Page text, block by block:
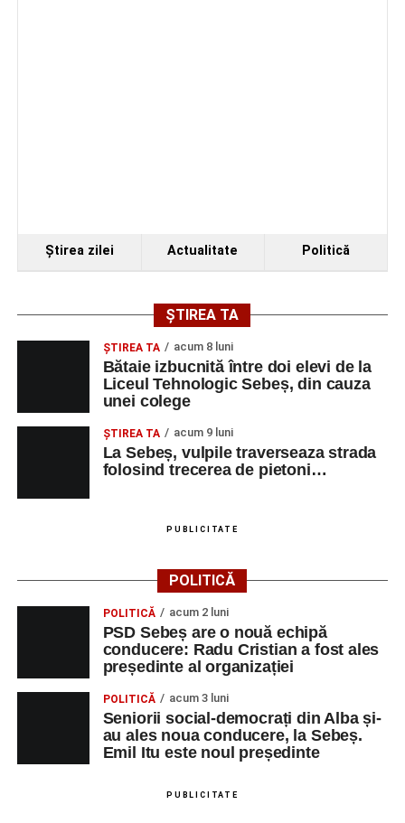
Ştirea zilei Actualitate Politică
ȘTIREA TA
ŞTIREA TA acum 8 luni
Bătaie izbucnită între doi elevi de la
Liceul Tehnologic Sebeș, din cauza
unei colege
ŞTIREA TA acum 9 luni
La Sebeș, vulpile traverseaza strada
folosind trecerea de pietoni…
PUBLICITATE
POLITICĂ
POLITICĂ acum 2 luni
PSD Sebeș are o nouă echipă
conducere: Radu Cristian a fost ales
președinte al organizației
POLITICĂ acum 3 luni
Seniorii social-democrați din Alba și-
au ales noua conducere, la Sebeș.
Emil Itu este noul președinte
PUBLICITATE